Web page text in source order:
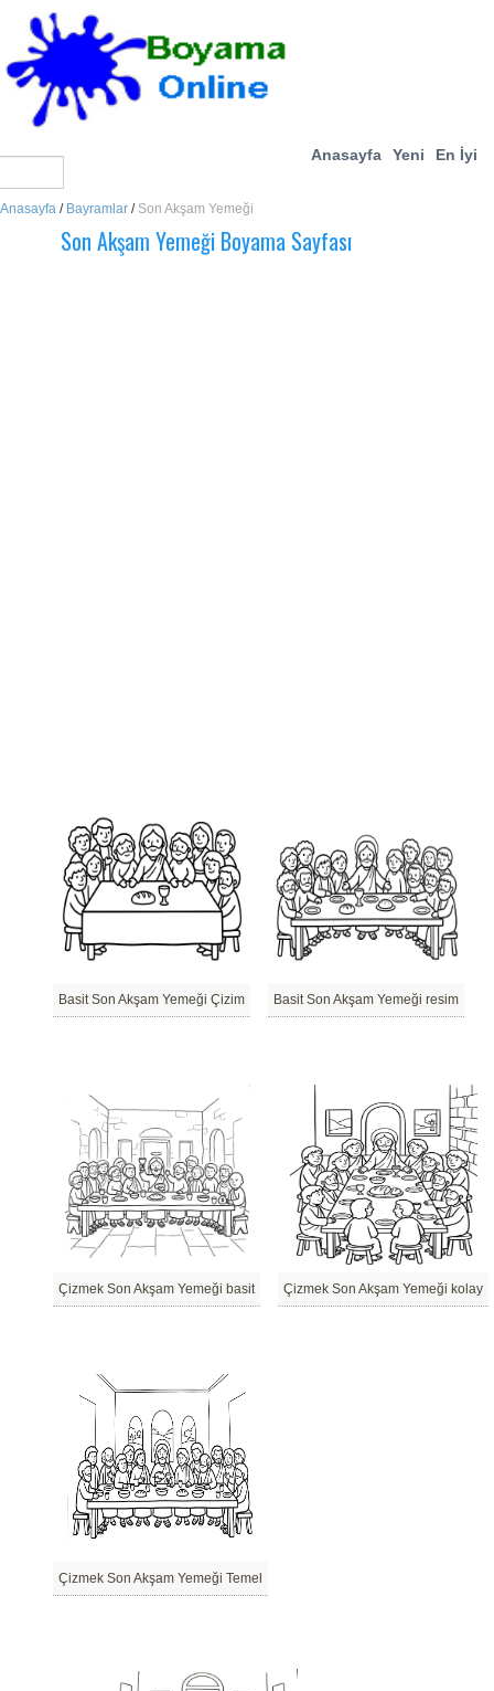
Anasayfa Yeni En İyi
Anasayfa / Bayramlar / Son Akşam Yemeği
Son Akşam Yemeği Boyama Sayfası
Basit Son Akşam Yemeği Çizim Basit Son Akşam Yemeği resim
Çizmek Son Akşam Yemeği basit Çizmek Son Akşam Yemeği kolay
Çizmek Son Akşam Yemeği Temel